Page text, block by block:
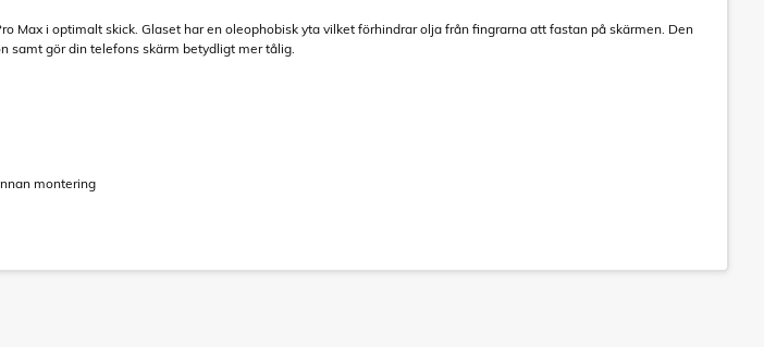
Max i optimalt skick. Glaset har en oleophobisk yta vilket förhindrar olja från fingrarna att fastan på skärmen. Den
samt gör din telefons skärm betydligt mer tålig.
montering